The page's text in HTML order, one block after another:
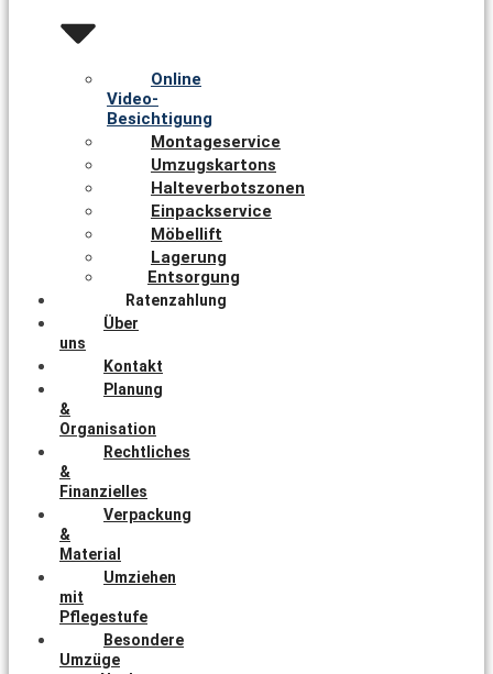
Online
Video-
Besichtigung
Montageservice
Umzugskartons
Halteverbotszonen
Einpackservice
Möbellift
Lagerung
Entsorgung
Ratenzahlung
Über
uns
Kontakt
Planung
&
Organisation
Rechtliches
&
Finanzielles
Verpackung
&
Material
Umziehen
mit
Pflegestufe
Besondere
Umzüge